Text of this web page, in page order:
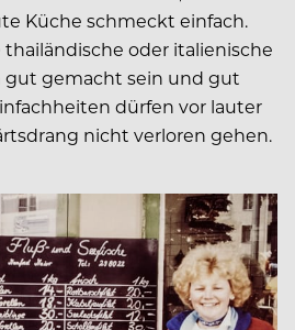
Küche schmeckt einfach.
thailändische oder italienische
gut gemacht sein und gut
dürfen vor lauter
nicht verloren gehen.